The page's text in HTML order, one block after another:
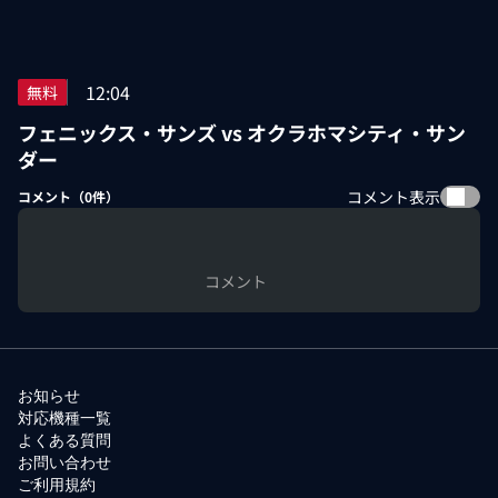
無料 12:04
フェニックス・サンズ vs オクラホマシティ・サン
ダー
コメント（0件） コメント表示
コメント
お知らせ
対応機種一覧
よくある質問
お問い合わせ
ご利用規約